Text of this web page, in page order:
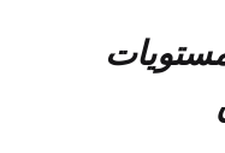
مستويات